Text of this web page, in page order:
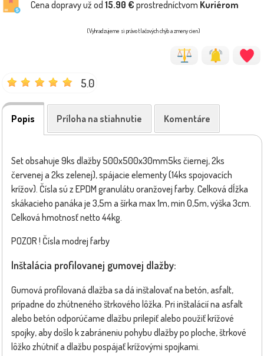
Cena dopravy už od 15.90 € prostredníctvom Kuriérom
(Vyhradzujeme si právo tlačových chýb a zmeny cien)
5.0
Popis Príloha na stiahnutie Komentáre
Set obsahuje 9ks dlažby 500x500x30mm5ks čiernej, 2ks
červenej a 2ks zelenej), spájacie elementy (14ks spojovacích
krížov). Čísla sú z EPDM granulátu oranžovej farby. Celková dĺžka
skákacieho panáka je 3,5m a šírka max 1m, min 0,5m, výška 3cm.
Celková hmotnosť netto 44kg.
POZOR ! Čísla modrej farby
Inštalácia profilovanej gumovej dlažby:
Gumová profilovaná dlažba sa dá inštalovať na betón, asfalt,
prípadne do zhútneného štrkového lôžka. Pri inštalácií na asfalt
alebo betón odporúčame dlažbu prilepiť alebo použiť krížové
spojky, aby došlo k zabráneniu pohybu dlažby po ploche, štrkové
lôžko zhútniť a dlažbu pospájať krížovými spojkami.